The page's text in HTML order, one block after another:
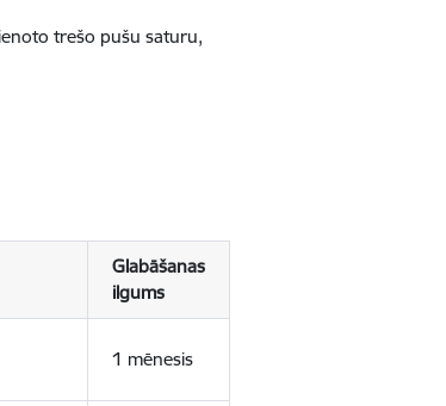
trešo pušu saturu,
Glabāšanas
ilgums
1 mēnesis